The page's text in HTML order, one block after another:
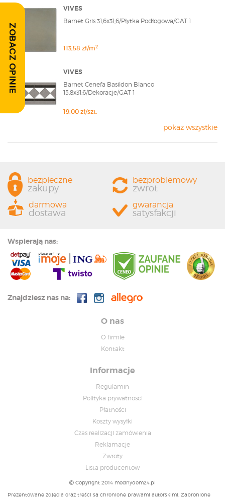
VIVES
Barnet Gris 31,6x31,6/Płytka Podłogowa/GAT 1
113,58 zł/m2
VIVES
Barnet Cenefa Basildon Blanco
15,8x31,6/Dekoracje/GAT 1
19,00 zł/szt.
pokaż wszystkie
ZOBACZ OPINIE
bezpieczne
zakupy
bezproblemowy
zwrot
darmowa
dostawa
gwarancja
satysfakcji
Wspierają nas:
Znajdziesz nas na:
O nas
O firmie
Kontakt
Informacje
Regulamin
Polityka prywatnosci
Płatności
Koszty wysyłki
Czas realizacji zamówienia
Reklamacje
Zwroty
Lista producentow
Copyright 2014 modnydom24.pl
Prezentowane zdjęcia oraz treści są chronione prawami autorskimi. Zabronione